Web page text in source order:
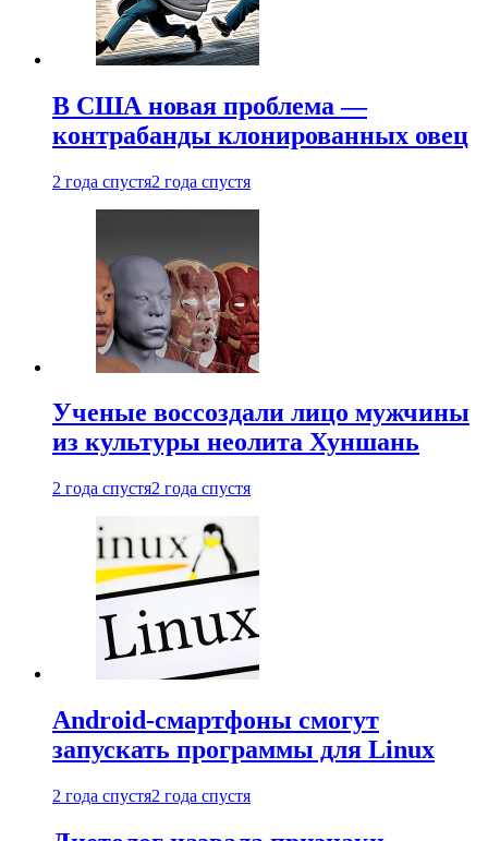
В США новая проблема —
контрабанды клонированных овец
2 года спустя2 года спустя
Ученые воссоздали лицо мужчины
из культуры неолита Хуншань
2 года спустя2 года спустя
Android-смартфоны смогут
запускать программы для Linux
2 года спустя2 года спустя